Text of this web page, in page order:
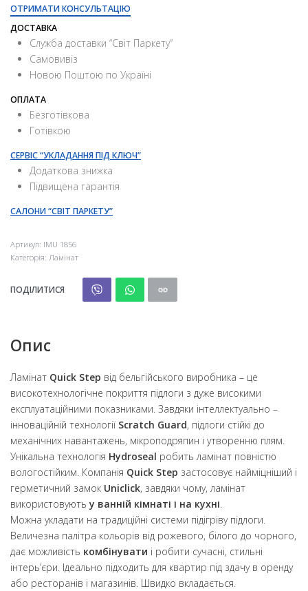
ОТРИМАТИ КОНСУЛЬТАЦІЮ
ДОСТАВКА
Служба доставки “Свiт Паркету”
Самовивіз
Новою Поштою по Україні
ОПЛАТА
Безготівкова
Готівкою
СЕРВІС “УКЛАДАННЯ ПІД КЛЮЧ”
Додаткова знижка
Підвищена гарантія
САЛОНИ “СВІТ ПАРКЕТУ”
Артикул: IMU 1856
Категорія: Ламінат
ПОДІЛИТИСЯ
Опис
Ламінат Quick Step від бельгійського виробника – це
високотехнологічне покриття підлоги з дуже високими
експлуатаційними показниками. Завдяки інтеллектуально –
інноваційній технології Scratch Guard, підлоги стійкі до
механічних навантажень, мікроподряпин і утворенню плям.
Унікальна технологія Hydroseal робить ламінат повністю
вологостійким. Компанія Quick Step застосовує найміцніший і
герметичний замок Uniclick, завдяки чому, ламінат
використовуютьу ванній кімнаті і на кухні
Можна укладати на традиційні системи підігріву підлоги.
Величезна палітра кольорів від рожевого, білого до чорного,
дає можливість комбінувати і робити сучасні, стильні
інтерь’єри. Ідеально підходить для квартир під здачу в оренду
або ресторанів і магазинів. Швидко вкладається.